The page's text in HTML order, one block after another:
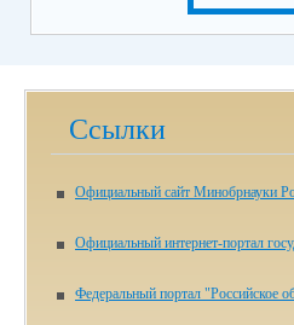
Ссылки
Официальный сайт Минобрнауки
Официальный интернет-портал
Федеральный портал "Российское